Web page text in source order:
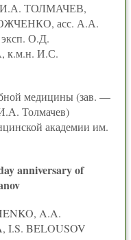
И.А. ТОЛМАЧЕВ,
асс. А.А.
О.Д.
И.С.
медицины (зав. —
Толмачев)
академии им.
anniversary of
A.A.
I.S. BELOUSOV